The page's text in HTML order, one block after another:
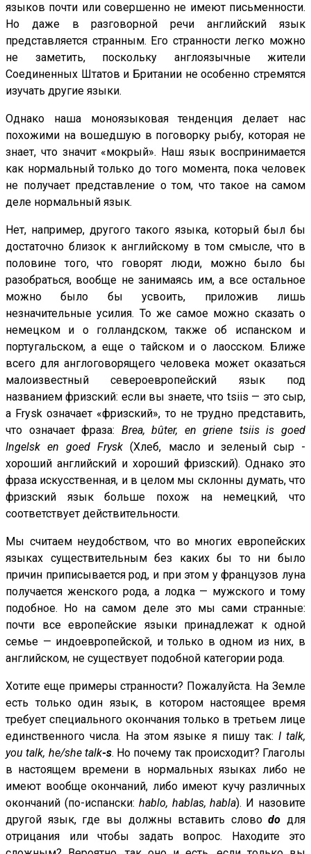
языков почти или совершенно не имеют письменности.
Но даже в разговорной речи английский язык
представляется странным. Его странности легко можно
не заметить, поскольку англоязычные жители
Соединенных Штатов и Британии не особенно стремятся
изучать другие языки.
Однако наша моноязыковая тенденция делает нас
похожими на вошедшую в поговорку рыбу, которая не
знает, что значит «мокрый». Наш язык воспринимается
как нормальный только до того момента, пока человек
не получает представление о том, что такое на самом
деле нормальный язык.
Нет, например, другого такого языка, который был бы
достаточно близок к английскому в том смысле, что в
половине того, что говорят люди, можно было бы
разобраться, вообще не занимаясь им, а все остальное
можно было бы усвоить, приложив лишь
незначительные усилия. То же самое можно сказать о
немецком и о голландском, также об испанском и
португальском, а еще о тайском и о лаосском. Ближе
всего для англоговорящего человека может оказаться
малоизвестный североевропейский язык под
названием фризский: если вы знаете, что tsiis — это сыр,
а Frysk означает «фризский», то не трудно представить,
что означает фраза: Brea, bûter, en griene tsiis is goed
Ingelsk en goed Frysk (Хлеб, масло и зеленый сыр -
хороший английский и хороший фризский). Однако это
фраза искусственная, и в целом мы склонны думать, что
фризский язык больше похож на немецкий, что
соответствует действительности.
Мы считаем неудобством, что во многих европейских
языках существительным без каких бы то ни было
причин приписывается род, и при этом у французов луна
получается женского рода, а лодка — мужского и тому
подобное. Но на самом деле это мы сами странные:
почти все европейские языки принадлежат к одной
семье — индоевропейской, и только в одном из них, в
английском, не существует подобной категории рода.
Хотите еще примеры странности? Пожалуйста. На Земле
есть только один язык, в котором настоящее время
требует специального окончания только в третьем лице
единственного числа. На этом языке я пишу так: I talk,
you talk, he/she talk-s. Но почему так происходит? Глаголы
в настоящем времени в нормальных языках либо не
имеют вообще окончаний, либо имеют кучу различных
окончаний (по-испански: hablo, hablas, habla). И назовите
другой язык, где вы должны вставить словоdo для
отрицания или чтобы задать вопрос. Находите это